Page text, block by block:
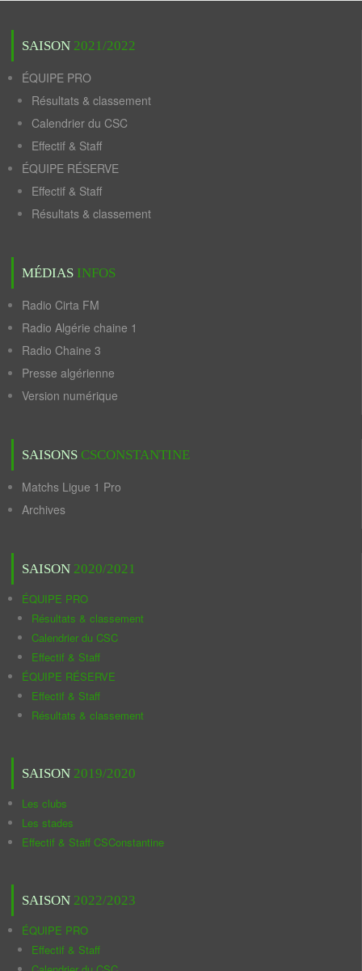
SAISON 2021/2022
ÉQUIPE PRO
Résultats & classement
Calendrier du CSC
Effectif & Staff
ÉQUIPE RÉSERVE
Effectif & Staff
Résultats & classement
MÉDIAS INFOS
Radio Cirta FM
Radio Algérie chaine 1
Radio Chaine 3
Presse algérienne
Version numérique
SAISONS CSCONSTANTINE
Matchs Ligue 1 Pro
Archives
SAISON 2020/2021
ÉQUIPE PRO
Résultats & classement
Calendrier du CSC
Effectif & Staff
ÉQUIPE RÉSERVE
Effectif & Staff
Résultats & classement
SAISON 2019/2020
Les clubs
Les stades
Effectif & Staff CSConstantine
SAISON 2022/2023
ÉQUIPE PRO
Effectif & Staff